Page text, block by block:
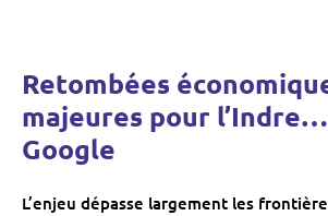
Retombées
majeures pour
Google
L’enjeu dépasse largement les